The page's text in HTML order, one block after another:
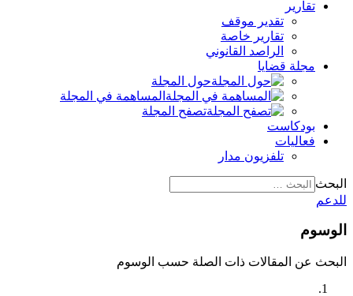
تقارير
تقدير موقف
تقارير خاصة
الراصد القانوني
مجلة قضايا
حول المجلة
المساهمة في المجلة
تصفح المجلة
بودكاست
فعاليات
تلفزيون مدار
البحث
للدعم
الوسوم
البحث عن المقالات ذات الصلة حسب الوسوم